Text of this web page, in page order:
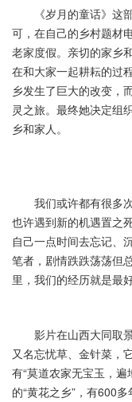
《岁月的童话》这部
可，在自己的乡村题材
老家度假。亲切的家乡
在和大家一起耕耘的过
乡发生了巨大的改变，
灵之旅。最终她决定组
乡和家人。
我们或许都有很多次
也许遇到新的机遇置之
自己一点时间去忘记、
笔者，剧情跌跌荡荡但
里，我们的经历就是最
影片在山西大同取景
又名忘忧草、金针菜，
有“莫道农家无宝玉，
的“黄花之乡”，有600